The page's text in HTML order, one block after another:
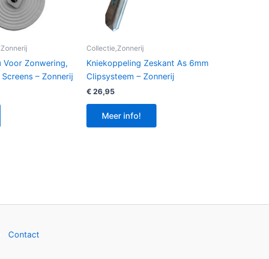
Voor Zonwering,
– Zonnerij
Collectie,Zonnerij
Kniekoppeling Zeskant As 6mm
Clipsysteem – Zonnerij
€ 26,95
Meer info!
Contact